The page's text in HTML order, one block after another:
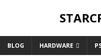
BLOG HARDWARE